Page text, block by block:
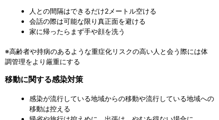
人との間隔はできるだけ2メートル空ける
会話の際は可能な限り真正面を避ける
家に帰ったらまず手や顔を洗う
※高齢者や持病のあるような重症化リスクの高い人と会う際には体
調管理をより厳重にする
移動に関する感染対策
感染が流行している地域からの移動や流行している地域への
移動は控える